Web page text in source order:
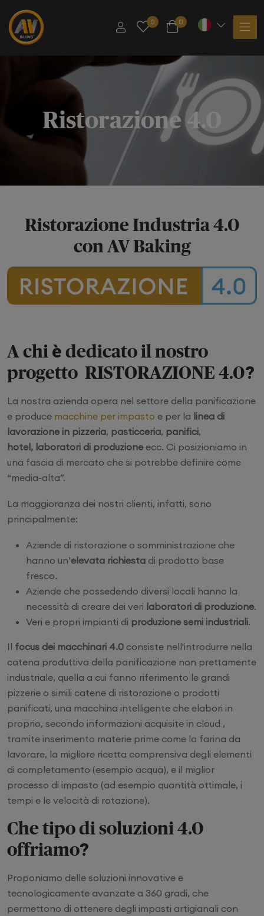
0 0
Ristorazione 4.0
Ristorazione Industria 4.0
con AV Baking
A chi è dedicato il nostro
progetto RISTORAZIONE 4.0?
La nostra azienda opera nel settore della panificazione
e produce macchine per impasto e per la linea di
lavorazione in pizzeria, pasticceria, panifici,
hotel, laboratori di produzione ecc. Ci posizioniamo in
una fascia di mercato che si potrebbe definire come
“media-alta”.
La maggioranza dei nostri clienti, infatti, sono
principalmente:
Aziende di ristorazione o somministrazione che
hanno un’elevata richiesta di prodotto base
fresco.
Aziende che possedendo diversi locali hanno la
necessità di creare dei veri laboratori di produzione.
Veri e propri impianti di produzione semi industriali.
Il focus dei macchinari 4.0 consiste nell'introdurre nella
catena produttiva della panificazione non prettamente
industriale, quella a cui fanno riferimento le grandi
pizzerie o simili catene di ristorazione o prodotti
panificati, una macchina intelligente che elabori in
proprio, secondo informazioni acquisite in cloud ,
tramite inserimento materie prime come la farina da
lavorare, la migliore ricetta comprensiva degli elementi
di completamento (esempio acqua), e il miglior
processo di impasto (ad esempio quantità ottimale, i
tempi e le velocità di rotazione).
Che tipo di soluzioni 4.0
offriamo?
Proponiamo delle soluzioni innovative e
tecnologicamente avanzate a 360 gradi, che
permettono di ottenere degli impasti artigianali con